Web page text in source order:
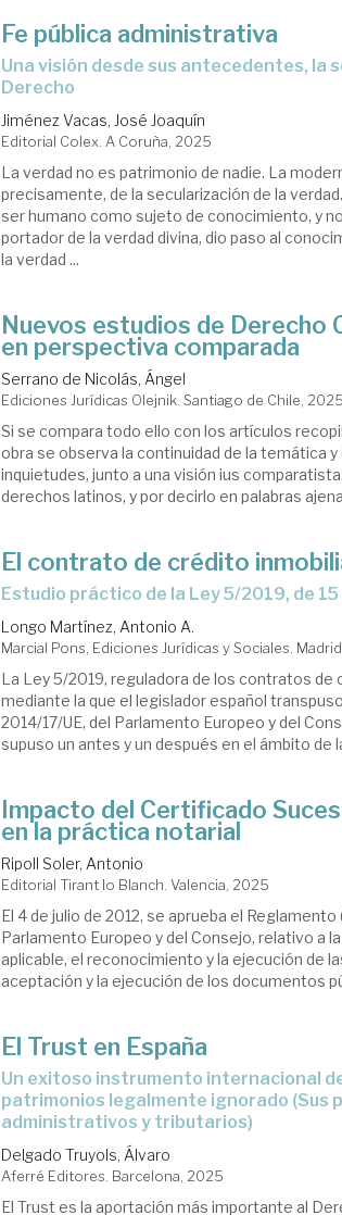
Fe pública administrativa
Una visión desde sus antecedentes, la soberanía y el
Derecho
Jiménez Vacas, José Joaquín
Editorial Colex. A Coruña, 2025
La verdad no es patrimonio de nadie. La
precisamente, de la secularización de la
ser humano como sujeto de conocimiento, y
portador de la verdad divina, dio paso al
la verdad ...
Nuevos estudios de Derecho
en perspectiva comparada
Serrano de Nicolás, Ángel
Ediciones Jurídicas Olejnik. Santiago de Chile, 2025
Si se compara todo ello con los artículos
obra se observa la continuidad de la temática
inquietudes, junto a una visión ius
derechos latinos, y por decirlo en palabras
El contrato de crédito
Estudio práctico de la Ley 5/2019, de
Longo Martínez, Antonio A.
Marcial Pons, Ediciones Jurídicas y Sociales.
La Ley 5/2019, reguladora de los contratos de
mediante la que el legislador español
2014/17/UE, del Parlamento Europeo y del
supuso un antes y un después en el ámbito de
Impacto del Certificado
en la práctica notarial
Ripoll Soler, Antonio
Editorial Tirant lo Blanch. Valencia, 2025
El 4 de julio de 2012, se aprueba el Reglamento
Parlamento Europeo y del Consejo, relativo a
aplicable, el reconocimiento y la ejecución de
aceptación y la ejecución de los documentos
El Trust en España
un exitoso instrumento internacional de gestión de
patrimonios legalmente ignorado (Sus
administrativos y tributarios)
Delgado Truyols, Álvaro
Aferré Editores. Barcelona, 2025
El Trust es la aportación más importante al